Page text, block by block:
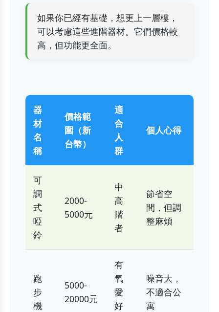
如果你已經有基礎，想更上一層樓，
可以考慮這些進階器材。它們價格較
高，但功能更全面。
器
材
名
稱
價格範
圍（新
台幣）
適
合
人
群
個人心得
可
調
式
啞
鈴
2000-
5000元
中
高
階
者
節省空
間，但調
整麻煩
跑
步
機
5000-
20000元
有
氧
愛
好
噪音大，
不適合公
寓